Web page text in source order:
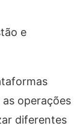
e
operações
diferentes